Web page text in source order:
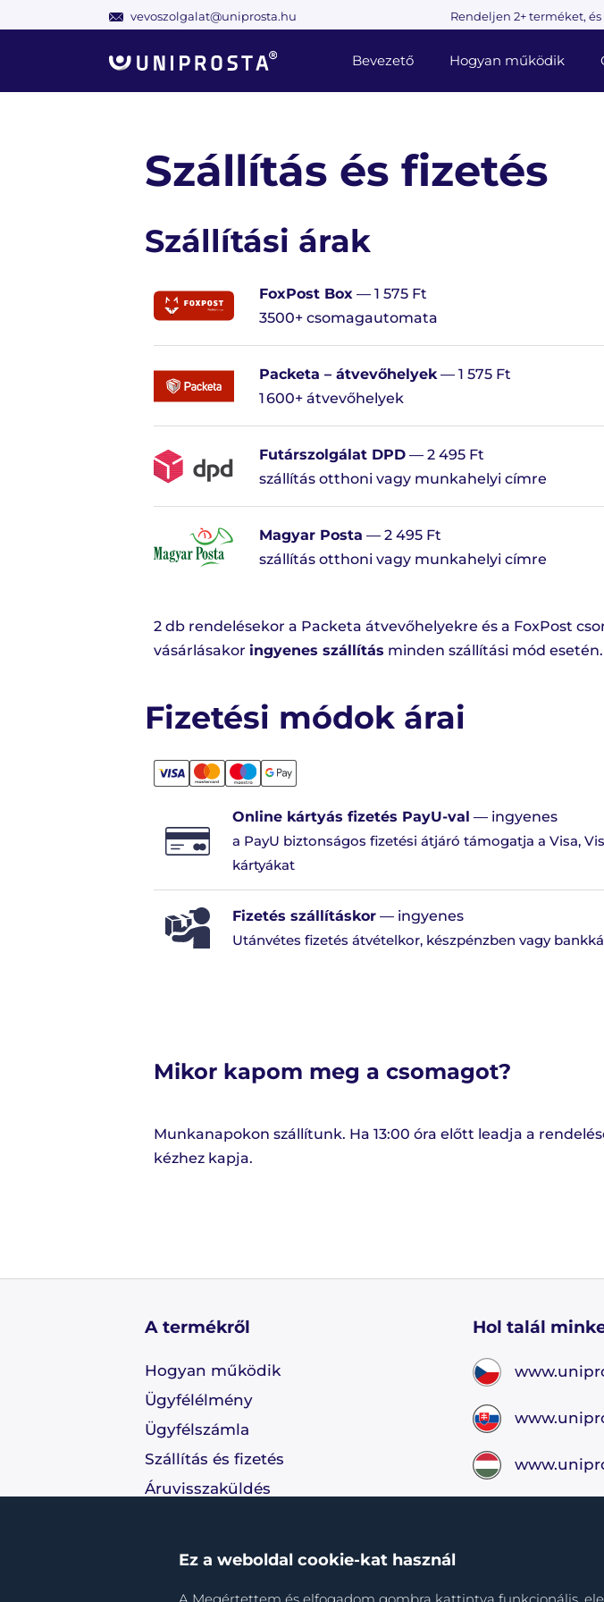
Ez a weboldal cookie-kat használ
vevoszolgalat@uniprosta.hu Rendeljen 2+ terméket,
Bevezető Hogyan működik
Szállítás és fizetés
Szállítási árak
FoxPost Box— 1 575 Ft
3500+ csomagautomata
Packeta – átvevőhelyek— 1 575 Ft
1 600+ átvevőhelyek
Futárszolgálat DPD— 2 495 Ft
szállítás otthoni vagy munkahelyi címre
Magyar Posta — 2 495 Ft
szállítás otthoni vagy munkahelyi címre
2 db rendelésekor a Packeta átvevőhelyekre és a FoxPost
vásárlásakor ingyenes szállítás minden szállítási mód esetén.
Fizetési módok árai
Online kártyás fizetés PayU-val — ingyenes
a PayU biztonságos fizetési átjáró támogatja a Visa,
kártyákat
Fizetés szállításkor— ingyenes
Utánvétes fizetés átvételkor, készpénzben vagy
Mikor kapom meg a csomagot?
Munkanapokon szállítunk. Ha 13:00 óra előtt leadja a
kézhez kapja.
A termékről
Hogyan működik
Ügyfélélmény
Ügyfélszámla
Szállítás és fizetés
Áruvisszaküldés
Hol talál